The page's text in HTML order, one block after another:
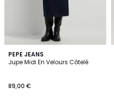
PEPE JEANS
Jupe Midi En Velours Côtelé
89,00 €